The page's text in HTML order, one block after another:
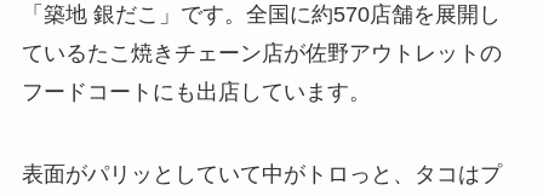
「築地 銀だこ」です。全国に約570店舗を展開し
ているたこ焼きチェーン店が佐野アウトレットの
フードコートにも出店しています。
表面がパリッとしていて中がトロっと、タコはプ